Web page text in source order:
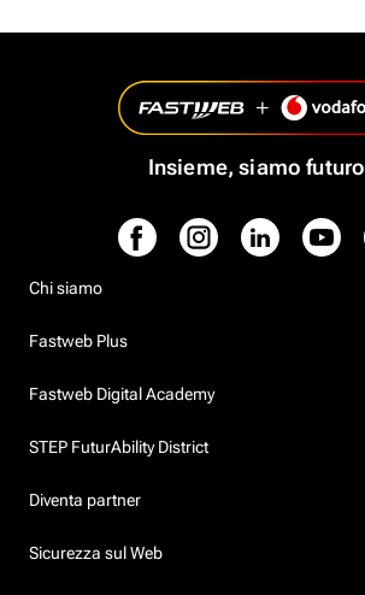
Insieme, siamo futuro
Chi siamo
Fastweb Plus
Fastweb Digital Academy
STEP FuturAbility District
Diventa partner
Sicurezza sul Web